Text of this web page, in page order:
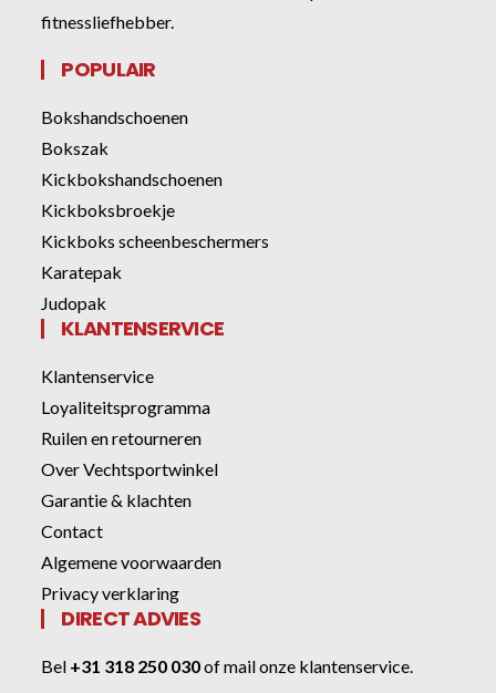
fitnessliefhebber.
POPULAIR
Bokshandschoenen
Bokszak
Kickbokshandschoenen
Kickboksbroekje
Kickboks scheenbeschermers
Karatepak
Judopak
KLANTENSERVICE
Klantenservice
Loyaliteitsprogramma
Ruilen en retourneren
Over Vechtsportwinkel
Garantie & klachten
Contact
Algemene voorwaarden
Privacy verklaring
DIRECT ADVIES
Bel +31 318 250 030ofmail onze klantenservice.